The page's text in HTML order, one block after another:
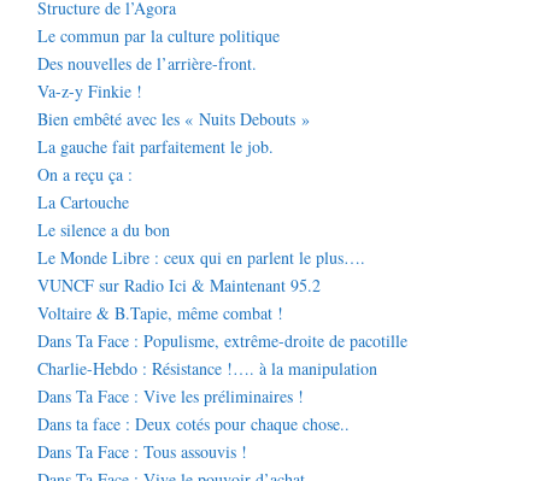
Structure de l’Agora
Le commun par la culture politique
Des nouvelles de l’arrière-front.
Va-z-y Finkie !
Bien embêté avec les « Nuits Debouts »
La gauche fait parfaitement le job.
On a reçu ça :
La Cartouche
Le silence a du bon
Le Monde Libre : ceux qui en parlent le plus….
VUNCF sur Radio Ici & Maintenant 95.2
Voltaire & B.Tapie, même combat !
Dans Ta Face : Populisme, extrême-droite de pacotille
Charlie-Hebdo : Résistance !…. à la manipulation
Dans Ta Face : Vive les préliminaires !
Dans ta face : Deux cotés pour chaque chose..
Dans Ta Face : Tous assouvis !